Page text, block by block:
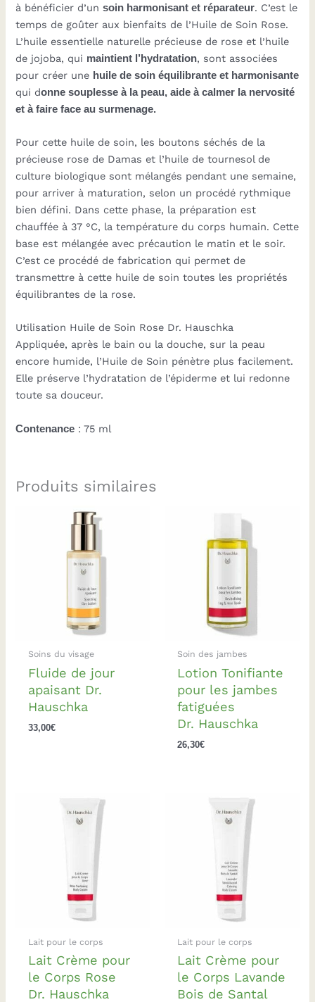
à bénéficier d’unsoin harmonisant et réparateur. C’est le
temps de goûter aux bienfaits de l’Huile de Soin Rose.
L’huile essentielle naturelle précieuse de rose et l’huile
de jojoba, qui maintient l’hydratation, sont associées
pour créer une huile de soin équilibrante et harmonisante
qui donne souplesse à la peau, aide à calmer la nervosité
et à faire face au surmenage.
Pour cette huile de soin, les boutons séchés de la
précieuse rose de Damas et l’huile de tournesol de
culture biologique sont mélangés pendant une semaine,
pour arriver à maturation, selon un procédé rythmique
bien défini. Dans cette phase, la préparation est
chauffée à 37 °C, la température du corps humain. Cette
base est mélangée avec précaution le matin et le soir.
C’est ce procédé de fabrication qui permet de
transmettre à cette huile de soin toutes les propriétés
équilibrantes de la rose.
Utilisation Huile de Soin Rose Dr. Hauschka
Appliquée, après le bain ou la douche, sur la peau
encore humide, l’Huile de Soin pénètre plus facilement.
Elle préserve l’hydratation de l’épiderme et lui redonne
toute sa douceur.
Contenance : 75 ml
Produits similaires
Soins du visage
Fluide de jour
apaisant Dr.
Hauschka
33,00€
Soin des jambes
Lotion Tonifiante
pour les jambes
fatiguées
Dr. Hauschka
26,30€
Lait pour le corps
Lait Crème pour
le Corps Rose
Dr. Hauschka
Lait pour le corps
Lait Crème pour
le Corps Lavande
Bois de Santal